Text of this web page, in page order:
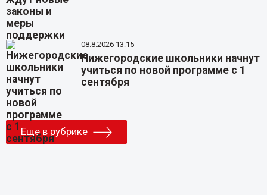
08.8.2026 13:15
Нижегородские школьники начнут
учиться по новой программе с 1
сентября
Еще в рубрике